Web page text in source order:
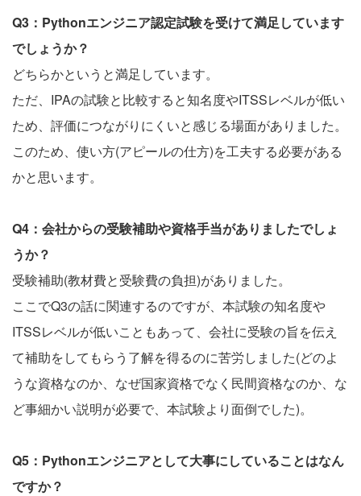
Q3：Pythonエンジニア認定試験を受けて満足しています
でしょうか？
どちらかというと満足しています。
ただ、IPAの試験と比較すると知名度やITSSレベルが低い
ため、評価につながりにくいと感じる場面がありました。
このため、使い方(アピールの仕方)を工夫する必要がある
かと思います。
Q4：会社からの受験補助や資格手当がありましたでしょ
うか？
受験補助(教材費と受験費の負担)がありました。
ここでQ3の話に関連するのですが、本試験の知名度や
ITSSレベルが低いこともあって、会社に受験の旨を伝え
て補助をしてもらう了解を得るのに苦労しました(どのよ
うな資格なのか、なぜ国家資格でなく民間資格なのか、な
ど事細かい説明が必要で、本試験より面倒でした)。
Q5：Pythonエンジニアとして大事にしていることはなん
ですか？